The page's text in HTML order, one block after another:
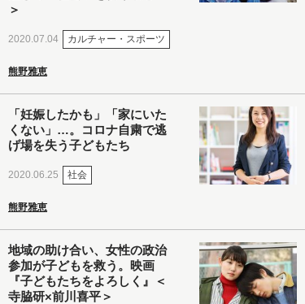
＞
2020.07.04 カルチャー・スポーツ
熊野雅恵
「妊娠したかも」「家にいた
くない」…。コロナ自粛で逃
げ場を失う子どもたち
2020.06.25 社会
熊野雅恵
地域の助け合い、女性の政治
参加が子どもを救う。映画
『子どもたちをよろしく』＜
寺脇研×前川喜平＞